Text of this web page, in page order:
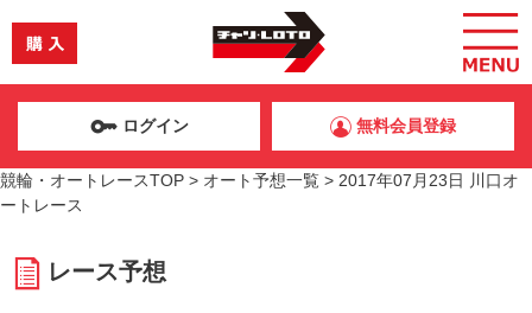
ログイン 無料会員登録
競輪・オートレースTOP > オート予想一覧 > 2017年07月23日 川口オ
ートレース
レース予想